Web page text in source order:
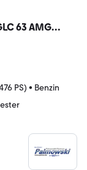
63 AMG
Schalensitze,
PS) • Benzin